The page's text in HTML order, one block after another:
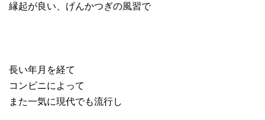
縁起が良い、げんかつぎの風習で
長い年月を経て
コンビニによって
また一気に現代でも流行し